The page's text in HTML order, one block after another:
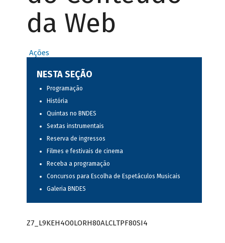
da Web
Ações
NESTA SEÇÃO
Programação
História
Quintas no BNDES
Sextas instrumentais
Reserva de ingressos
Filmes e festivais de cinema
Receba a programação
Concursos para Escolha de Espetáculos Musicais
Galeria BNDES
Z7_L9KEH4O0LORH80ALCLTPF80SI4